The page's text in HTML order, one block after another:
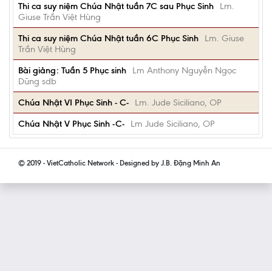
Thi ca suy niệm Chúa Nhật tuần 7C sau Phục Sinh
Lm.
Giuse Trần Việt Hùng
Thi ca suy niệm Chúa Nhật tuần 6C Phục Sinh
Lm. Giuse
Trần Việt Hùng
Bài giảng: Tuần 5 Phục sinh
Lm Anthony Nguyễn Ngọc
Dũng sdb
Chúa Nhật VI Phục Sinh - C-
Lm. Jude Siciliano, OP
Chúa Nhật V Phục Sinh -C-
Lm Jude Siciliano, OP
© 2019 - VietCatholic Network - Designed by J.B. Đặng Minh An